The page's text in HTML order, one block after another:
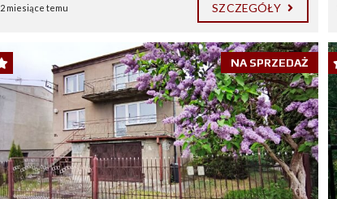
2 miesiące temu SZCZEGÓŁY
NA SPRZEDAŻ